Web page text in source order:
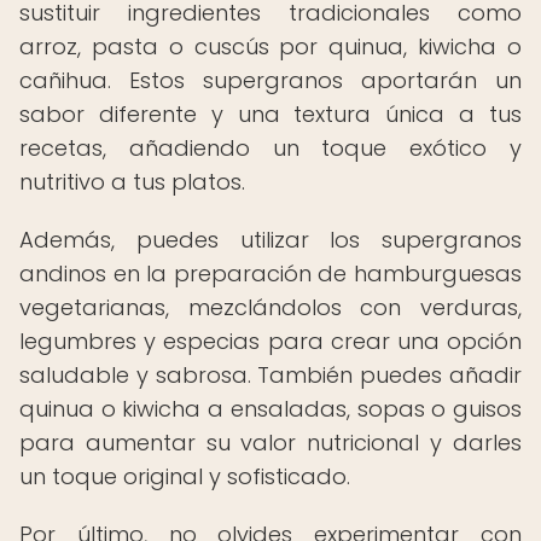
sustituir ingredientes tradicionales como
arroz, pasta o cuscús por quinua, kiwicha o
cañihua. Estos supergranos aportarán un
sabor diferente y una textura única a tus
recetas, añadiendo un toque exótico y
nutritivo a tus platos.
Además, puedes utilizar los supergranos
andinos en la preparación de hamburguesas
vegetarianas, mezclándolos con verduras,
legumbres y especias para crear una opción
saludable y sabrosa. También puedes añadir
quinua o kiwicha a ensaladas, sopas o guisos
para aumentar su valor nutricional y darles
un toque original y sofisticado.
Por último, no olvides experimentar con